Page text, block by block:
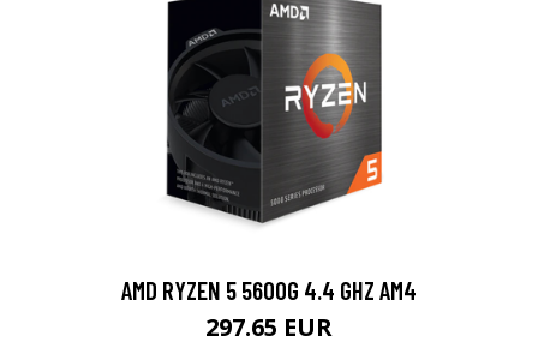
AMD RYZEN 5 5600G 4.4 GHZ AM4
297.65 EUR